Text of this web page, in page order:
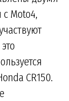
Moto4,
CR150.